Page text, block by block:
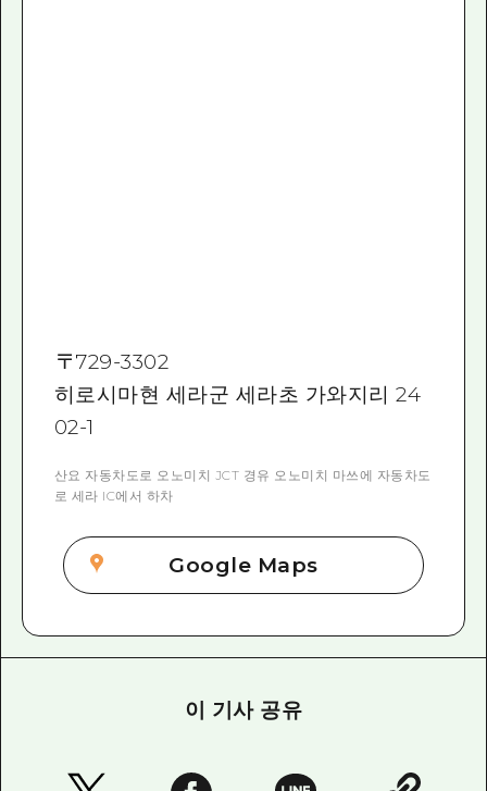
〒729-3302
히로시마현 세라군 세라초 가와지리 24
02-1
산요 자동차도로 오노미치 JCT 경유 오노미치 마쓰에 자동차도
로 세라 IC에서 하차
Google Maps
이 기사 공유